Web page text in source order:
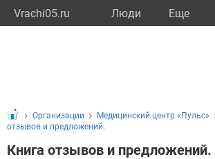
Vrachi05.ru Люди Eще
Организации Медицинский центр «Пульс»
отзывов и предложений.
Книга отзывов и предложений.